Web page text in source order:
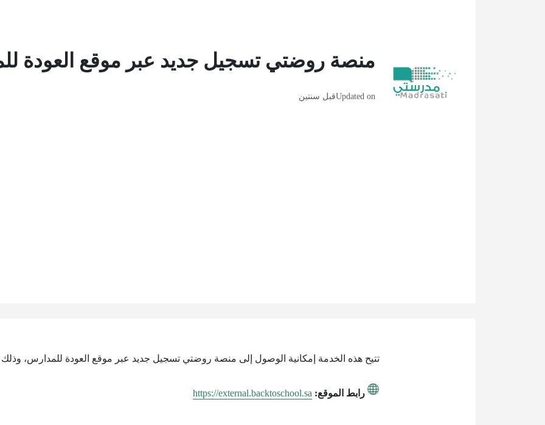
منصة روضتي تسجيل جديد عبر موقع العودة
Updated onقبل سنتين
تتيح هذه الخدمة إمكانية الوصول إلى منصة روضتي تسجيل جديد عبر موقع العودة للمدارس، وذلك
رابط الموقع: https://external.backtoschool.sa